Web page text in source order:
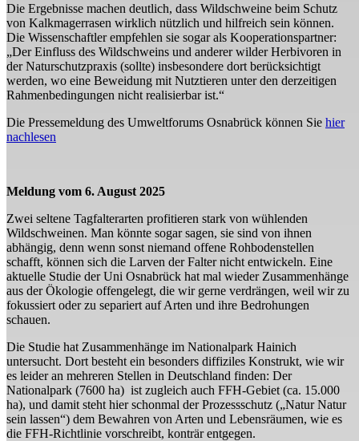
Die Ergebnisse machen deutlich, dass Wildschweine beim Schutz
von Kalkmagerrasen wirklich nützlich und hilfreich sein können.
Die Wissenschaftler empfehlen sie sogar als Kooperationspartner:
„Der Einfluss des Wildschweins und anderer wilder Herbivoren in
der Naturschutzpraxis (sollte) insbesondere dort berücksichtigt
werden, wo eine Beweidung mit Nutztieren unter den derzeitigen
Rahmenbedingungen nicht realisierbar ist.“
Die Pressemeldung des Umweltforums Osnabrück können Sie hier
nachlesen
Meldung vom 6. August 2025
Zwei seltene Tagfalterarten profitieren stark von wühlenden
Wildschweinen. Man könnte sogar sagen, sie sind von ihnen
abhängig, denn wenn sonst niemand offene Rohbodenstellen
schafft, können sich die Larven der Falter nicht entwickeln. Eine
aktuelle Studie der Uni Osnabrück hat mal wieder Zusammenhänge
aus der Ökologie offengelegt, die wir gerne verdrängen, weil wir zu
fokussiert oder zu separiert auf Arten und ihre Bedrohungen
schauen.
Die Studie hat Zusammenhänge im Nationalpark Hainich
untersucht. Dort besteht ein besonders diffiziles Konstrukt, wie wir
es leider an mehreren Stellen in Deutschland finden: Der
Nationalpark (7600 ha) ist zugleich auch FFH-Gebiet (ca. 15.000
ha), und damit steht hier schonmal der Prozessschutz („Natur Natur
sein lassen“) dem Bewahren von Arten und Lebensräumen, wie es
die FFH-Richtlinie vorschreibt, konträr entgegen.